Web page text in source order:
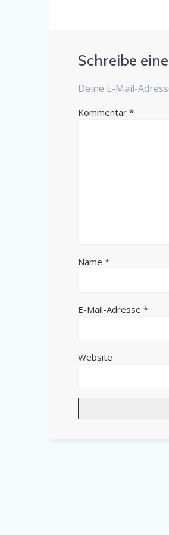
Schreibe
Deine E-Mail-
Kommentar*
Name*
E-Mail-Adresse*
Website